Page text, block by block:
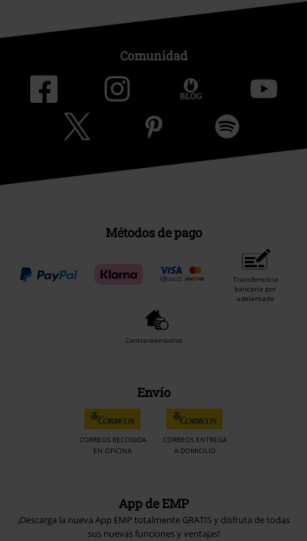
Comunidad
Métodos de pago
Transferencia
bancaria por
adelantado
Contrareembolso
Envío
CORREOS RECOGIDA
EN OFICINA
CORREOS ENTREGA
A DOMICILIO
App de EMP
¡Descarga la nueva App EMP totalmente GRATIS y disfruta de todas
sus nuevas funciones y ventajas!